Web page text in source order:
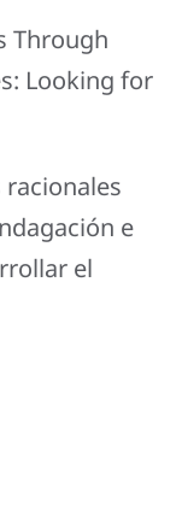
Through
Looking for
racionales
e
el